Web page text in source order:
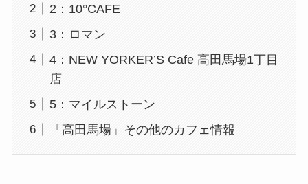
2：10°CAFE
3：ロマン
4：NEW YORKER’S Cafe 高田馬場1丁目
店
5：マイルストーン
「高田馬場」その他のカフェ情報